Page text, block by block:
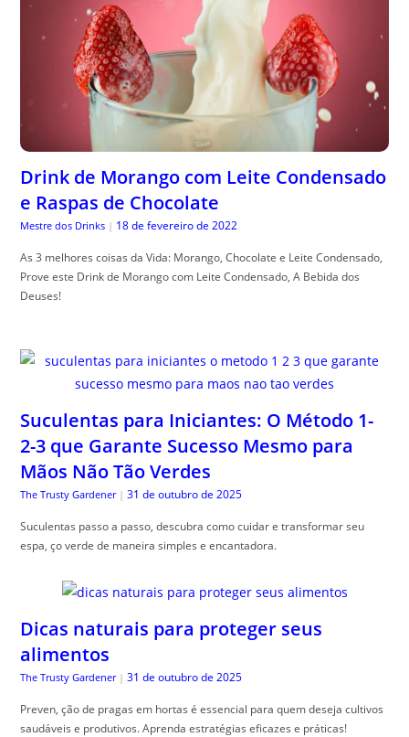
Drink de Morango com Leite Condensado
e Raspas de Chocolate
Mestre dos Drinks | 18 de fevereiro de 2022
As 3 melhores coisas da Vida: Morango, Chocolate e Leite Condensado,
Prove este Drink de Morango com Leite Condensado, A Bebida dos
Deuses!
Suculentas para Iniciantes: O Método 1-
2-3 que Garante Sucesso Mesmo para
Mãos Não Tão Verdes
The Trusty Gardener | 31 de outubro de 2025
Suculentas passo a passo, descubra como cuidar e transformar seu
espa, ço verde de maneira simples e encantadora.
Dicas naturais para proteger seus
alimentos
The Trusty Gardener | 31 de outubro de 2025
Preven, ção de pragas em hortas é essencial para quem deseja cultivos
saudáveis e produtivos. Aprenda estratégias eficazes e práticas!